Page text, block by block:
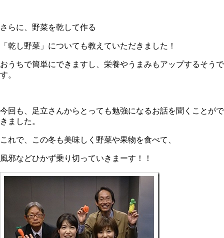
さらに、野菜を乾して作る
「乾し野菜」についても教えていただきました！
おうちで簡単にできますし、栄養やうまみもアップするそうで
す。
今回も、足立さんからとっても勉強になるお話を聞くことがで
きました。
これで、この冬も美味しく野菜や果物を食べて、
風邪などひかず乗り切っていきまーす！！